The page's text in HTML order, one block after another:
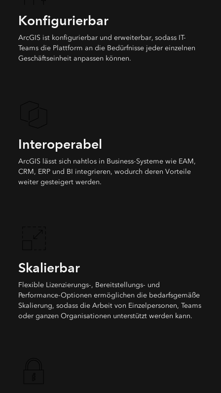
Konfigurierbar
ArcGIS ist konfigurierbar und erweiterbar, sodass IT-
Teams die Plattform an die Bedürfnisse jeder einzelnen
Geschäftseinheit anpassen können.
Interoperabel
ArcGIS lässt sich nahtlos in Business-Systeme wie EAM,
CRM, ERP und BI integrieren, wodurch deren Vorteile
weiter gesteigert werden.
Skalierbar
Flexible Lizenzierungs-, Bereitstellungs- und
Performance-Optionen ermöglichen die bedarfsgemäße
Skalierung, sodass die Arbeit von Einzelpersonen, Teams
oder ganzen Organisationen unterstützt werden kann.